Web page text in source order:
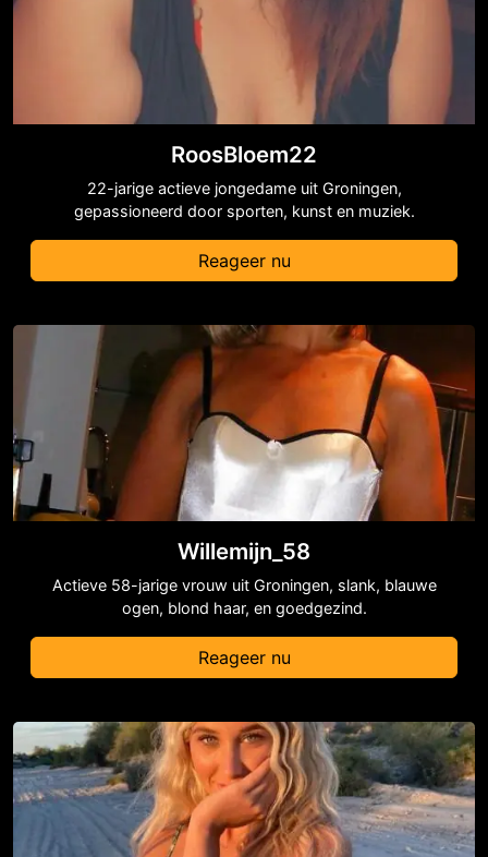
RoosBloem22
22-jarige actieve jongedame uit Groningen,
gepassioneerd door sporten, kunst en muziek.
Reageer nu
Willemijn_58
Actieve 58-jarige vrouw uit Groningen, slank, blauwe
ogen, blond haar, en goedgezind.
Reageer nu